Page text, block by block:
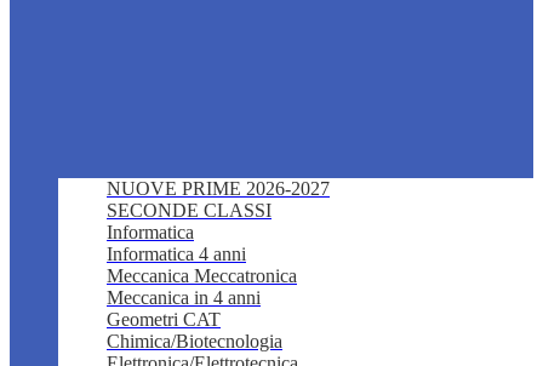
NUOVE PRIME 2026-2027
SECONDE CLASSI
Informatica
Informatica 4 anni
Meccanica Meccatronica
Meccanica in 4 anni
Geometri CAT
Chimica/Biotecnologia